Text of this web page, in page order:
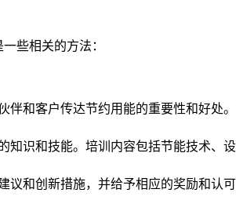
些相关的方法：
和客户传达节约用能的重要性和好处
识和技能。培训内容包括节能技术、
和创新措施，并给予相应的奖励和